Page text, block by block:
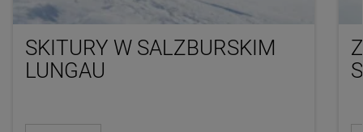
SKITURY W SALZBURSKIM
LUNGAU